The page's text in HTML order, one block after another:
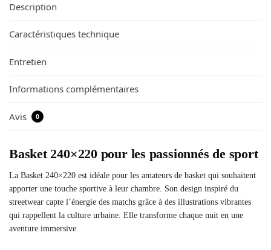
Description
Caractéristiques technique
Entretien
Informations complémentaires
Avis 0
Basket 240×220 pour les passionnés de sport
La Basket 240×220 est idéale pour les amateurs de basket qui souhaitent
apporter une touche sportive à leur chambre. Son design inspiré du
streetwear capte l’énergie des matchs grâce à des illustrations vibrantes
qui rappellent la culture urbaine. Elle transforme chaque nuit en une
aventure immersive.